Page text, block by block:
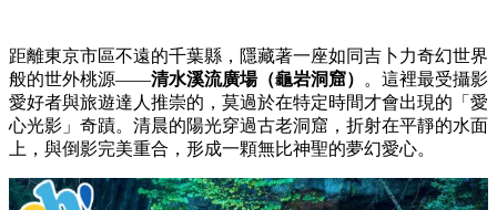
距離東京市區不遠的千葉縣，隱藏著一座如同吉卜力奇幻世界
般的世外桃源——清水溪流廣場（龜岩洞窟） 。這裡最受攝影
愛好者與旅遊達人推崇的，莫過於在特定時間才會出現的「愛
心光影」奇蹟。清晨的陽光穿過古老洞窟，折射在平靜的水面
上，與倒影完美重合，形成一顆無比神聖的夢幻愛心。